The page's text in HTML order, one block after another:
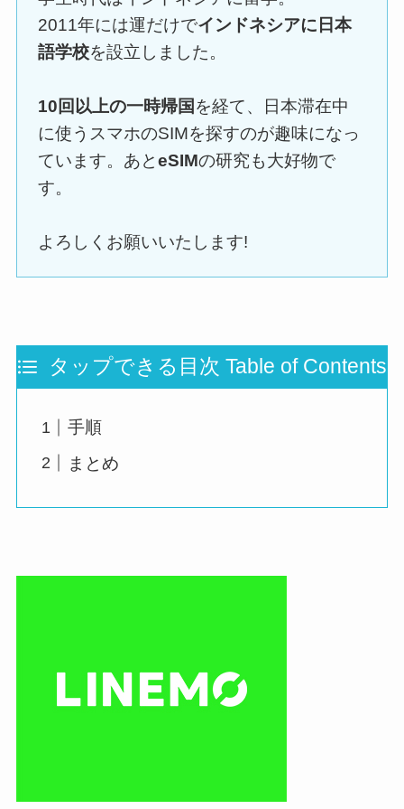
2011年には運だけでインドネシアに日本
語学校を設立しました。
10回以上の一時帰国 を経て、日本滞在中
に使うスマホのSIMを探すのが趣味になっ
ています。あとeSIMの研究も大好物で
す。
よろしくお願いいたします!
タップできる目次 Table of Contents
手順
まとめ